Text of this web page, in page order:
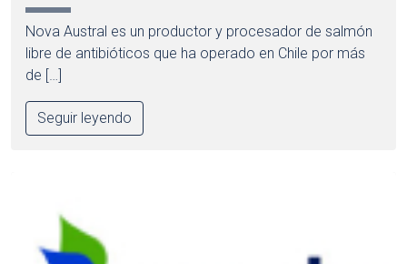
Nova Austral es un productor y procesador de salmón
libre de antibióticos que ha operado en Chile por más
de […]
Seguir leyendo